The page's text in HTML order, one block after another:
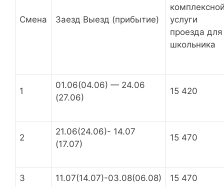
Смена Заезд Выезд (прибытие)
услуги
проезда для
школьника
1
01.06(04.06) — 24.06
(27.06)
15 420
2
21.06(24.06)- 14.07
(17.07)
15 470
3 11.07(14.07)-03.08(06.08) 15 470